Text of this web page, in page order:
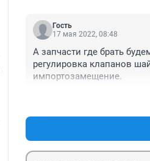
Гость
17 мая 2022, 08:48
А запчасти где брать
регулировка клапанов
импортозамещение.